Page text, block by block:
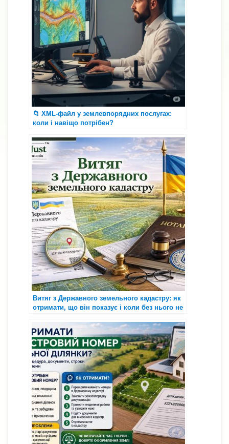
k
er k
и
с
я
📁 XML-файл у землевпорядних послугах:
коли і навіщо потрібен?
Витяг з Державного земельного кадастру: як
отримати, що він показує і коли без нього не